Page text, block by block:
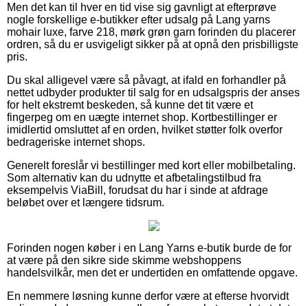
Men det kan til hver en tid vise sig gavnligt at efterprøve
nogle forskellige e-butikker efter udsalg på Lang yarns
mohair luxe, farve 218, mørk grøn garn forinden du placerer
ordren, så du er usvigeligt sikker på at opnå den prisbilligste
pris.
Du skal alligevel være så påvagt, at ifald en forhandler på
nettet udbyder produkter til salg for en udsalgspris der anses
for helt ekstremt beskeden, så kunne det tit være et
fingerpeg om en uægte internet shop. Kortbestillinger er
imidlertid omsluttet af en orden, hvilket støtter folk overfor
bedrageriske internet shops.
Generelt foreslår vi bestillinger med kort eller mobilbetaling.
Som alternativ kan du udnytte et afbetalingstilbud fra
eksempelvis ViaBill, forudsat du har i sinde at afdrage
beløbet over et længere tidsrum.
Forinden nogen køber i en Lang Yarns e-butik burde de for
at være på den sikre side skimme webshoppens
handelsvilkår, men det er undertiden en omfattende opgave.
En nemmere løsning kunne derfor være at efterse hvorvidt